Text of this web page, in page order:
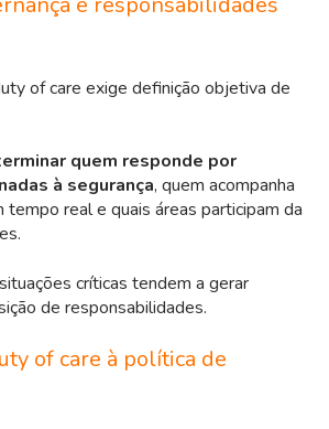
of care exige definição objetiva de
quem responde por
à segurança, quem acompanha
real e quais áreas participam da
críticas tendem a gerar
de responsabilidades.
of care à política de